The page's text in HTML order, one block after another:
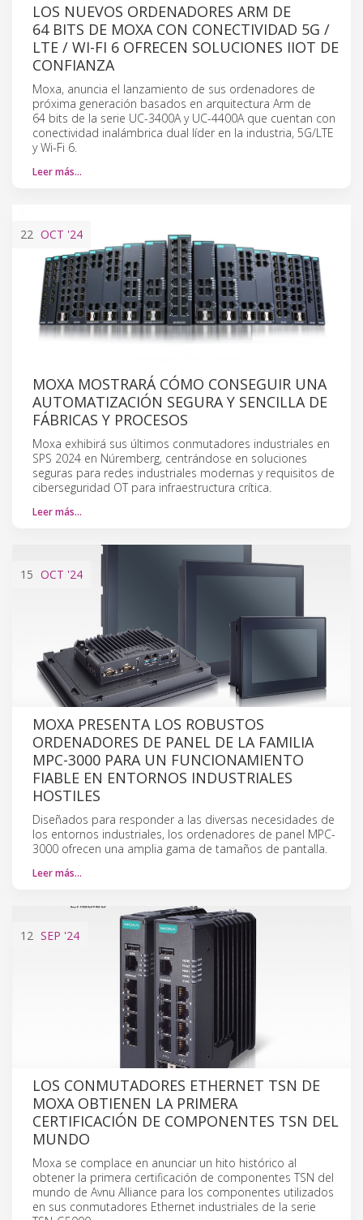
LOS NUEVOS ORDENADORES ARM DE
64 BITS DE MOXA CON CONECTIVIDAD 5G /
LTE / WI-FI 6 OFRECEN SOLUCIONES IIOT DE
CONFIANZA
Moxa, anuncia el lanzamiento de sus ordenadores de
próxima generación basados en arquitectura Arm de
64 bits de la serie UC-3400A y UC-4400A que cuentan con
conectividad inalámbrica dual líder en la industria, 5G/LTE
y Wi-Fi 6.
Leer más…
22 OCT '24
MOXA MOSTRARÁ CÓMO CONSEGUIR UNA
AUTOMATIZACIÓN SEGURA Y SENCILLA DE
FÁBRICAS Y PROCESOS
Moxa exhibirá sus últimos conmutadores industriales en
SPS 2024 en Núremberg, centrándose en soluciones
seguras para redes industriales modernas y requisitos de
ciberseguridad OT para infraestructura crítica.
Leer más…
15 OCT '24
MOXA PRESENTA LOS ROBUSTOS
ORDENADORES DE PANEL DE LA FAMILIA
MPC-3000 PARA UN FUNCIONAMIENTO
FIABLE EN ENTORNOS INDUSTRIALES
HOSTILES
Diseñados para responder a las diversas necesidades de
los entornos industriales, los ordenadores de panel MPC-
3000 ofrecen una amplia gama de tamaños de pantalla.
Leer más…
12 SEP '24
LOS CONMUTADORES ETHERNET TSN DE
MOXA OBTIENEN LA PRIMERA
CERTIFICACIÓN DE COMPONENTES TSN DEL
MUNDO
Moxa se complace en anunciar un hito histórico al
obtener la primera certificación de componentes TSN del
mundo de Avnu Alliance para los componentes utilizados
en sus conmutadores Ethernet industriales de la serie